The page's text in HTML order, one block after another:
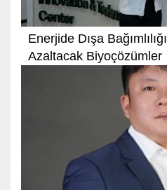
Enerjide Dışa Bağımlılığı
Azaltacak Biyoçözümler